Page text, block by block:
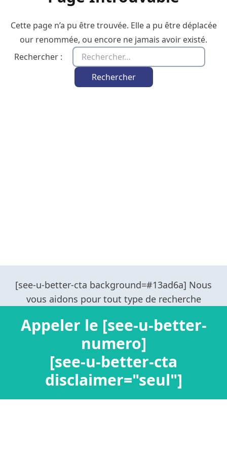
Cette page n’a pu être trouvée. Elle a pu être déplacée
our renommée, ou encore ne jamais avoir existé.
Rechercher :
Appeler le [see-u-better-
numero]
[see-u-better-cta
disclaimer="seul"]